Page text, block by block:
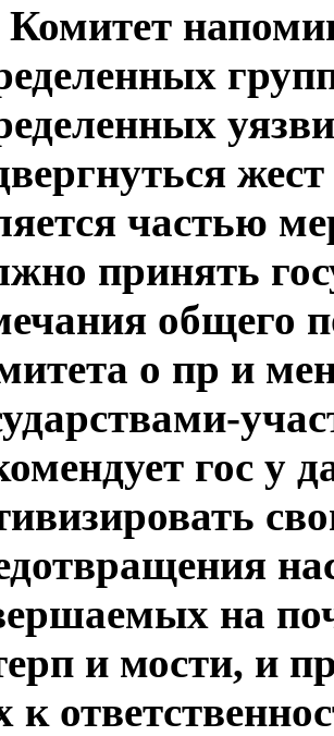
Комитет
частью
принять
общего
о пр и
гос у
на
и мости, и
к